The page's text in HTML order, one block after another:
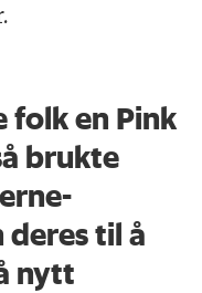
folk en Pink
brukte
til å
nytt